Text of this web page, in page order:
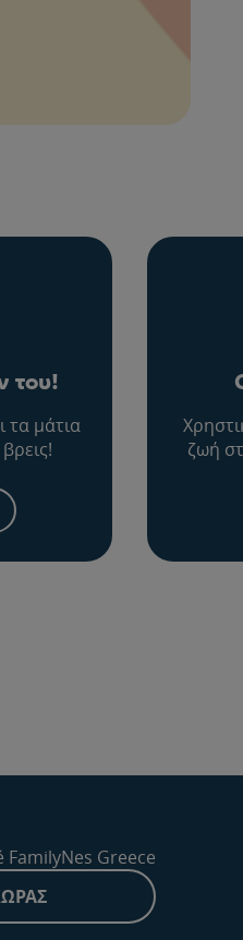
του!
τα μάτια
ζωή
FamilyNes Greece